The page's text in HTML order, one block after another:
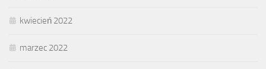
kwiecień 2022
marzec 2022